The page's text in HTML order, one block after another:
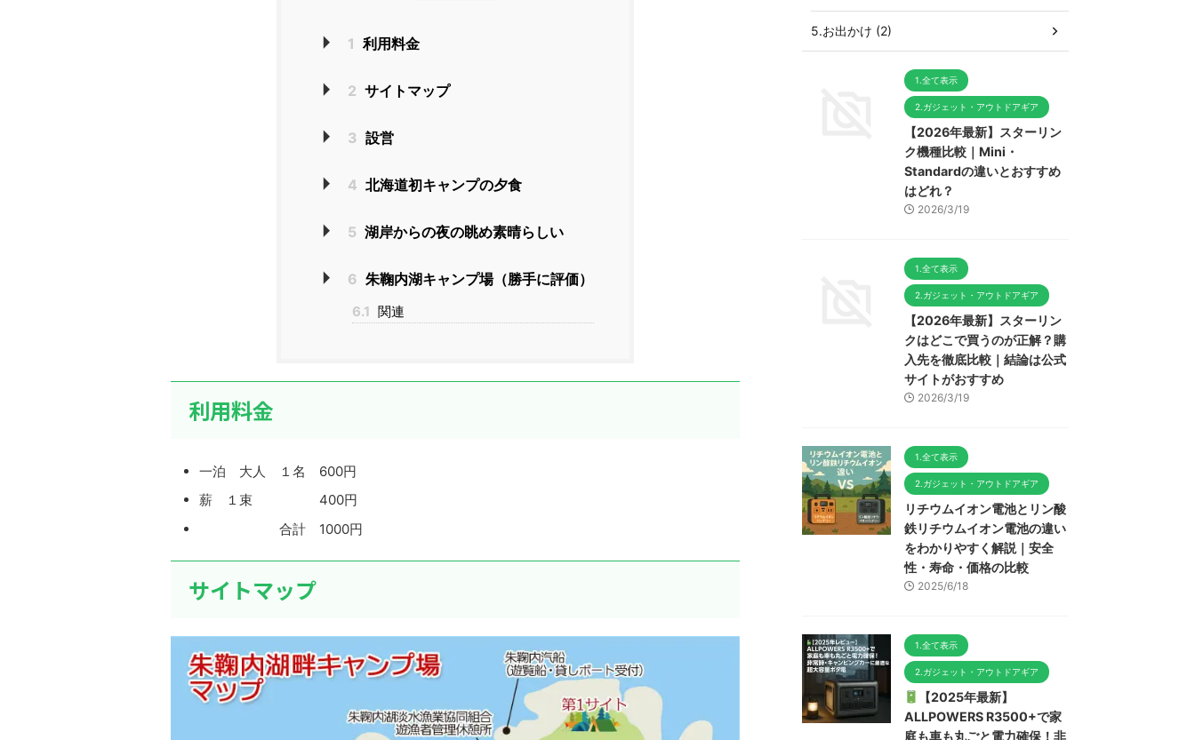
1 利用料金
2 サイトマップ
3 設営
4 北海道初キャンプの夕食
5 湖岸からの夜の眺め素晴らしい
6 朱鞠内湖キャンプ場（勝手に評価）
6.1 関連
利用料金
一泊 大人 １名 600円
薪 １束 400円
合計 1000円
サイトマップ
5.お出かけ (2)
1.全て表示
2.ガジェット・アウトドアギア
【2026年最新】スターリン
ク機種比較｜Mini・
Standardの違いとおすすめ
はどれ？
2026/3/19
1.全て表示
2.ガジェット・アウトドアギア
【2026年最新】スターリン
クはどこで買うのが正解？購
入先を徹底比較｜結論は公式
サイトがおすすめ
2026/3/19
1.全て表示
2.ガジェット・アウトドアギア
リチウムイオン電池とリン酸
鉄リチウムイオン電池の違い
をわかりやすく解説｜安全
性・寿命・価格の比較
2025/6/18
1.全て表示
2.ガジェット・アウトドアギア
【2025年最新】
ALLPOWERS R3500+で家
庭も車も丸ごと電力確保！非